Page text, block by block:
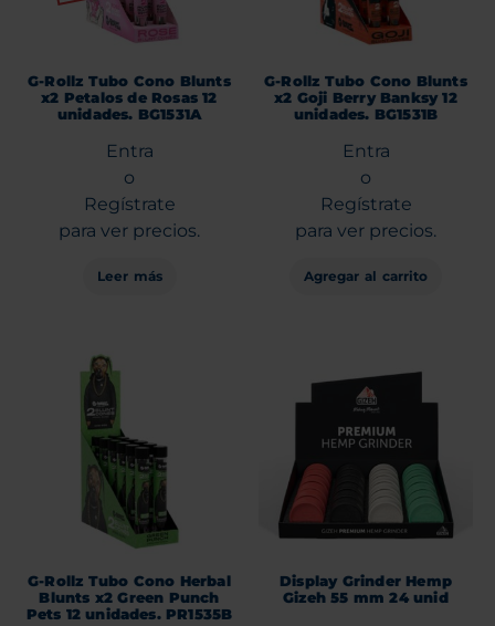
G-Rollz Tubo Cono Blunts
x2 Petalos de Rosas 12
unidades. BG1531A
Entra
o
Regístrate
para ver precios.
Leer más
G-Rollz Tubo Cono Blunts
x2 Goji Berry Banksy 12
unidades. BG1531B
Entra
o
Regístrate
para ver precios.
Agregar al carrito
G-Rollz Tubo Cono Herbal
Blunts x2 Green Punch
Pets 12 unidades. PR1535B
Display Grinder Hemp
Gizeh 55 mm 24 unid